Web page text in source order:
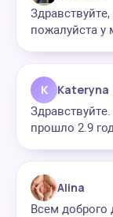
пожалуйста у
K Kateryna
прошло 2.9
Alina
Всем доброго